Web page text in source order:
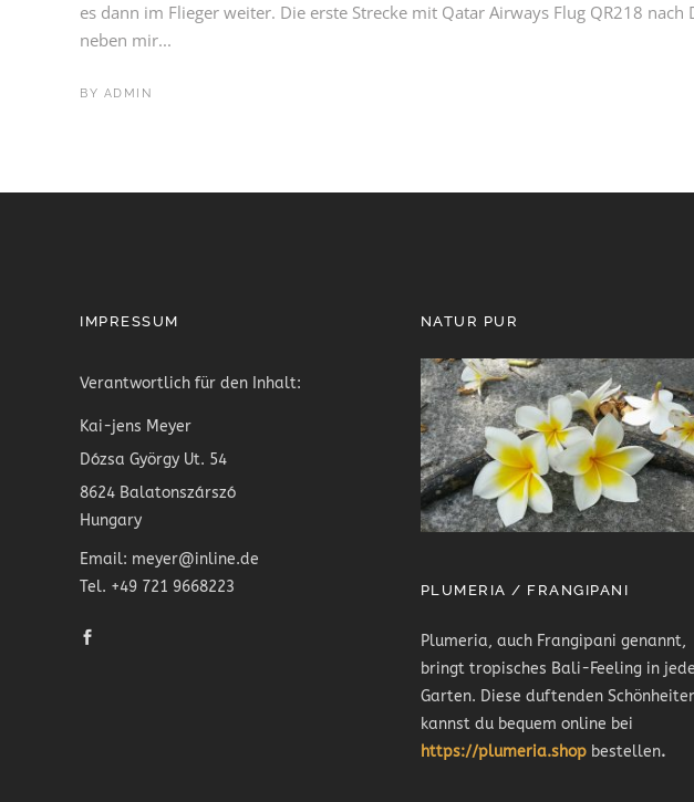
es dann im Flieger weiter. Die erste Strecke mit Qatar Airways Flug QR218 nach
neben mir...
BY ADMIN
IMPRESSUM
Verantwortlich für den Inhalt:
Kai-jens Meyer
Dózsa György Ut. 54
8624 Balatonszárszó
Hungary
Email: meyer@inline.de
Tel. +49 721 9668223
NATUR PUR
PLUMERIA / FRANGIPANI
Plumeria, auch Frangipani genannt,
bringt tropisches Bali-Feeling in
Garten. Diese duftenden
kannst du bequem online bei
https://plumeria.shop bestellen.